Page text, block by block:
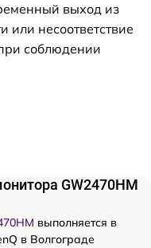
выход из
или несоответствие
соблюдении
GW2470HM
выполняется в
в Волгограде